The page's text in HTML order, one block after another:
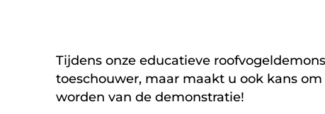
Tijdens onze educatieve
toeschouwer, maar maakt u ook kans
worden van de demonstratie!